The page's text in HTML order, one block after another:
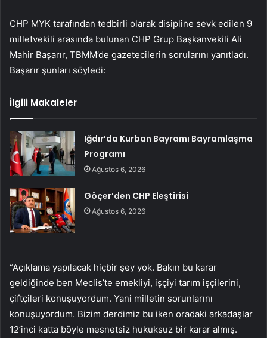
CHP MYK tarafından tedbirli olarak disipline sevk edilen 9
milletvekili arasında bulunan CHP Grup Başkanvekili Ali
Mahir Başarır, TBMM’de gazetecilerin sorularını yanıtladı.
Başarır şunları söyledi:
İlgili Makaleler
Iğdır’da Kurban Bayramı Bayramlaşma
Programı
Ağustos 6, 2026
Göçer’den CHP Eleştirisi
Ağustos 6, 2026
“Açıklama yapılacak hiçbir şey yok. Bakın bu karar
geldiğinde ben Meclis’te emekliyi, işçiyi tarım işçilerini,
çiftçileri konuşuyordum. Yani milletin sorunlarını
konuşuyordum. Bizim derdimiz bu iken oradaki arkadaşlar
12’inci katta böyle mesnetsiz hukuksuz bir karar almış.